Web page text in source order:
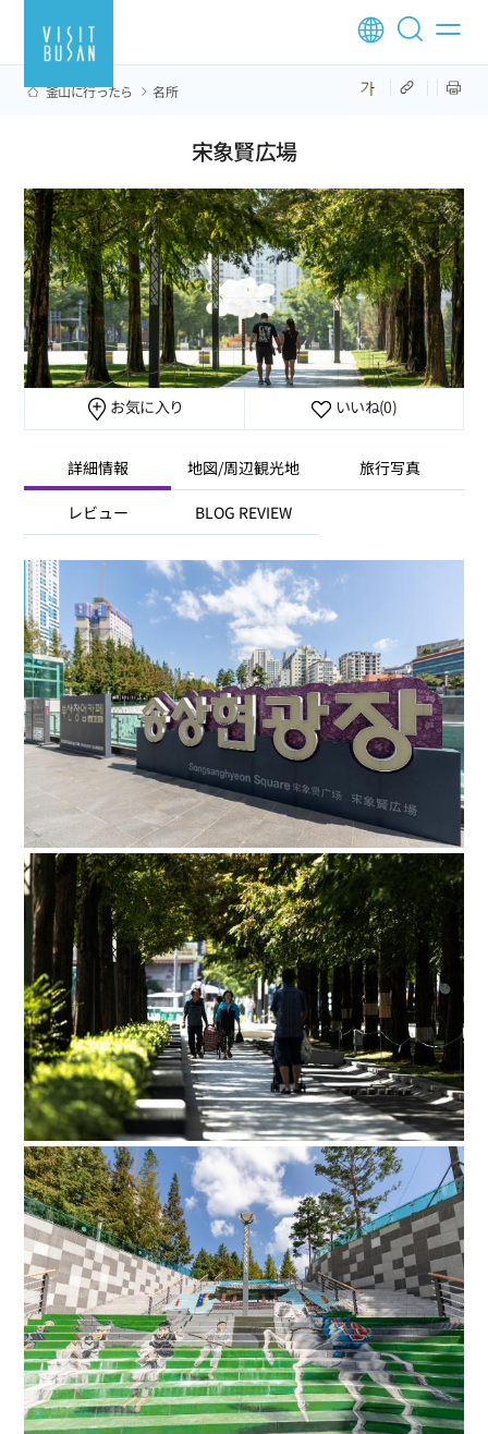
釜山に行ったら 名所
宋象賢広場
お気に入り いいね(0)
詳細情報 地図/周辺観光地 旅行写真
レビュー BLOG REVIEW